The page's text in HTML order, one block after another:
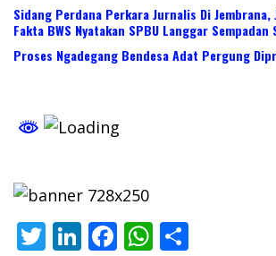
Sidang Perdana Perkara Jurnalis Di Jembrana,
Fakta BWS Nyatakan SPBU Langgar Sempadan
Proses Ngadegang Bendesa Adat Pergung
T Li F W